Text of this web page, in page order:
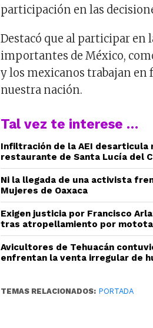
participación en las
Destacó que al participar en
importantes de México,
y los mexicanos trabajan en
nuestra nación.
Tal vez te interese …
Infiltración de la AEI desarticula
restaurante de Santa Lucía del
Ni la llegada de una activista
Mujeres de Oaxaca
Exigen justicia por Francisco
tras atropellamiento por
Avicultores de Tehuacán
enfrentan la venta irregular de
TEMAS RELACIONADOS: PORTADA